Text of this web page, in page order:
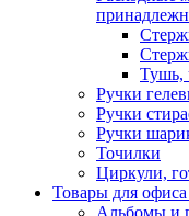
Тушь,
Ручки
Ручки
Ручки
Точилки
Циркули,
Товары для
Альбомы и